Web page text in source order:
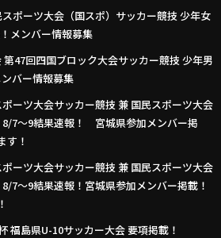
ポーツ大会（国スポ）サッカー競技 少年女
メンバー情報募集
47回四国ブロック大会サッカー競技 少年男
バー情報募集
ーツ大会サッカー競技 兼 国民スポーツ大会
8/7〜9結果速報！ 宮城県参加メンバー掲
す！
ーツ大会サッカー競技 兼 国民スポーツ大会
7〜9結果速報！宮城県参加メンバー掲載！
福島県U-10サッカー大会 要項掲載！